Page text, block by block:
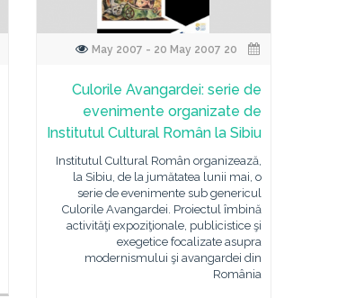
Culorile Avangardei: serie de
evenimente organizate de
Institutul Cultural Român la Sibiu
Institutul Cultural Român organizează,
la Sibiu, de la jumătatea lunii mai, o
serie de evenimente sub genericul
Culorile Avangardei. Proiectul îmbină
activităţi expoziţionale, publicistice şi
exegetice focalizate asupra
modernismului şi avangardei din
România